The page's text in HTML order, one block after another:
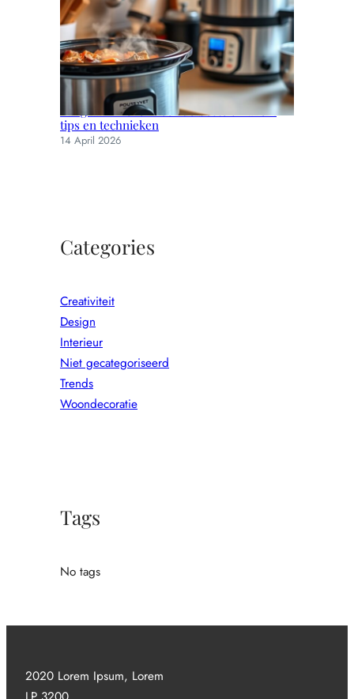
Langzaam koken voor de beste smaken:
tips en technieken
14 April 2026
Categories
Creativiteit
Design
Interieur
Niet gecategoriseerd
Trends
Woondecoratie
Tags
No tags
2020 Lorem Ipsum, Lorem